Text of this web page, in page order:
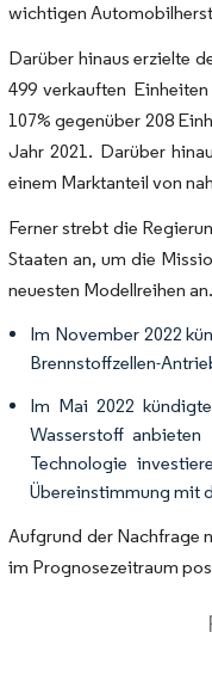
wichtigen
Darüber hinaus erzielte
499 verkauften
107% gegenüber 208
Jahr 2021. Darüber
einem Marktanteil von
Ferner strebt die
Staaten an, um die
neuesten Modellreihen
Im November 2022
Brennstoffzellen-
Im Mai 2022
Wasserstoff
Technologie
Übereinstimmung mit
Aufgrund der Nachfrage
im Prognosezeitraum